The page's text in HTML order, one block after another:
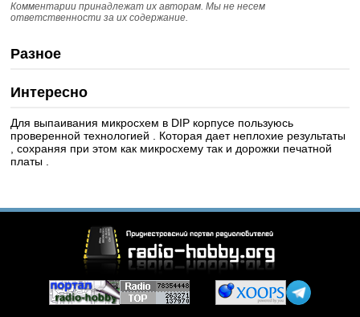
Комментарии принадлежат их авторам. Мы не несем
ответственности за их содержание.
Разное
Интересно
Для выпаивания микросхем в DIP корпусе пользуюсь
проверенной технологией . Которая дает неплохие результаты
, сохраняя при этом как микросхему так и дорожки печатной
платы .